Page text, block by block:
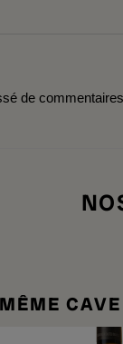
de
CAVE